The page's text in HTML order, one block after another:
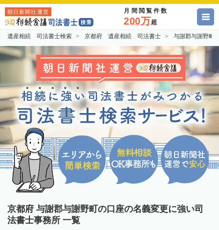
朝日新聞社運営 月間閲覧件数
200万超
遺産相続 司法書士検索 京都府 遺産相続 司法書士 与謝郡与謝野
京都府 与謝郡与謝野町の口座の名義変更に強い司
法書士事務所 一覧